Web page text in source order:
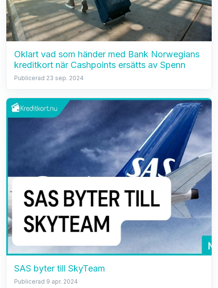
Oklart vad som händer med Bank Norwegians
kreditkort när Cashpoints ersätts av Spenn
Publicerad 23 sep. 2024
SAS byter till SkyTeam
Publicerad 9 apr. 2024